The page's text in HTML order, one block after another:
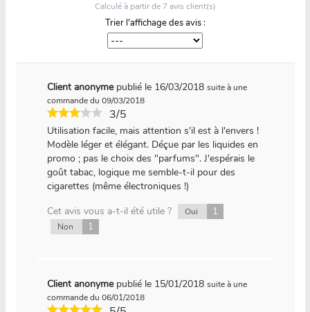
Calculé à partir de 7avis client(s)
Trier l'affichage des avis :
Client anonyme publié le 16/03/2018 suite à une
commande du 09/03/2018
3/5
Utilisation facile, mais attention s'il est à l'envers !
Modèle léger et élégant. Déçue par les liquides en
promo ; pas le choix des "parfums". J'espérais le
goût tabac, logique me semble-t-il pour des
cigarettes (même électroniques !)
Cet avis vous a-t-il été utile ?
Oui 1
Non 1
Client anonyme publié le 15/01/2018 suite à une
commande du 06/01/2018